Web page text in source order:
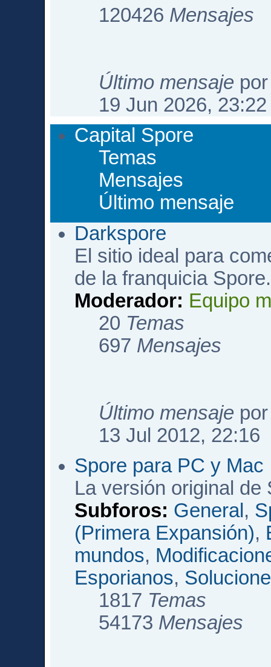
120426 Mensajes
Último mensaje
19 Jun 2026, 23:22
Capital Spore
Temas
Mensajes
Último mensaje
Darkspore
El sitio ideal para
de la franquicia Spore.
Moderador: Equipo
20 Temas
697 Mensajes
Último mensaje
13 Jul 2012, 22:16
Spore para PC y Mac
La versión original de
Subforos: General ,
(Primera Expansión),
mundos,
Esporianos,
1817 Temas
54173 Mensajes